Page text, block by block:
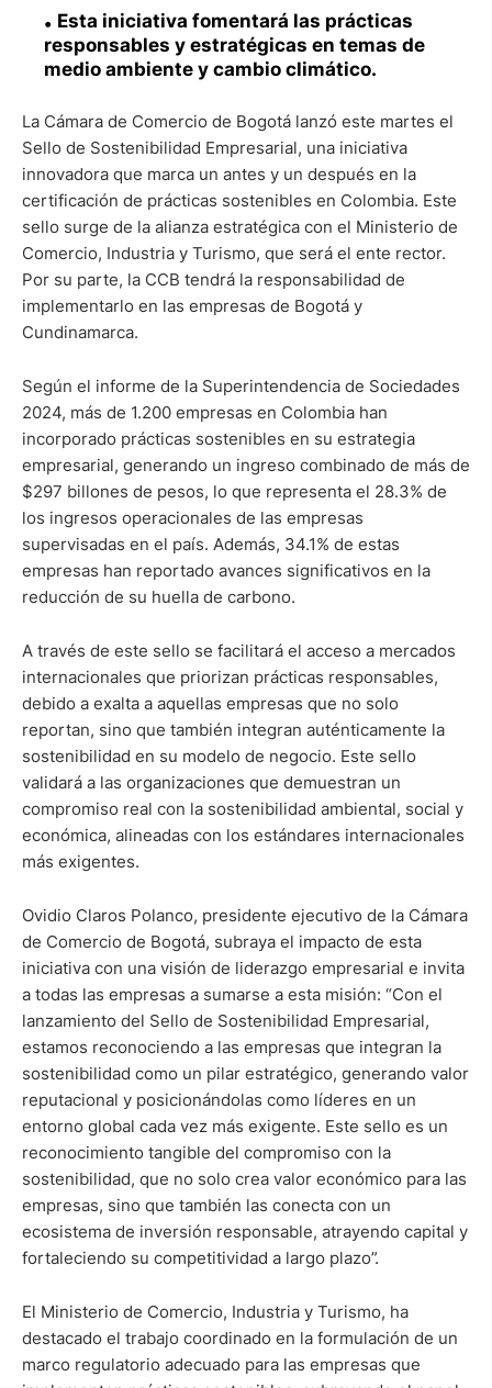
Esta iniciativa fomentará las prácticas
responsables y estratégicas en temas de
medio ambiente y cambio climático.
La Cámara de Comercio de Bogotá lanzó este martes el
Sello de Sostenibilidad Empresarial, una iniciativa
innovadora que marca un antes y un después en la
certificación de prácticas sostenibles en Colombia. Este
sello surge de la alianza estratégica con el Ministerio de
Comercio, Industria y Turismo, que será el ente rector.
Por su parte, la CCB tendrá la responsabilidad de
implementarlo en las empresas de Bogotá y
Cundinamarca.
Según el informe de la Superintendencia de Sociedades
2024, más de 1.200 empresas en Colombia han
incorporado prácticas sostenibles en su estrategia
empresarial, generando un ingreso combinado de más de
$297 billones de pesos, lo que representa el 28.3% de
los ingresos operacionales de las empresas
supervisadas en el país. Además, 34.1% de estas
empresas han reportado avances significativos en la
reducción de su huella de carbono.
A través de este sello se facilitará el acceso a mercados
internacionales que priorizan prácticas responsables,
debido a exalta a aquellas empresas que no solo
reportan, sino que también integran auténticamente la
sostenibilidad en su modelo de negocio. Este sello
validará a las organizaciones que demuestran un
compromiso real con la sostenibilidad ambiental, social y
económica, alineadas con los estándares internacionales
más exigentes.
Ovidio Claros Polanco, presidente ejecutivo de la Cámara
de Comercio de Bogotá, subraya el impacto de esta
iniciativa con una visión de liderazgo empresarial e invita
a todas las empresas a sumarse a esta misión: “Con el
lanzamiento del Sello de Sostenibilidad Empresarial,
estamos reconociendo a las empresas que integran la
sostenibilidad como un pilar estratégico, generando valor
reputacional y posicionándolas como líderes en un
entorno global cada vez más exigente. Este sello es un
reconocimiento tangible del compromiso con la
sostenibilidad, que no solo crea valor económico para las
empresas, sino que también las conecta con un
ecosistema de inversión responsable, atrayendo capital y
fortaleciendo su competitividad a largo plazo”.
El Ministerio de Comercio, Industria y Turismo, ha
destacado el trabajo coordinado en la formulación de un
marco regulatorio adecuado para las empresas que